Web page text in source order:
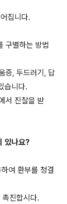
집니다.
구별하는 방법
증, 두드러기, 답
습니다.
서 진찰을 받
있나요?
여 환부를 청결
진합시다.